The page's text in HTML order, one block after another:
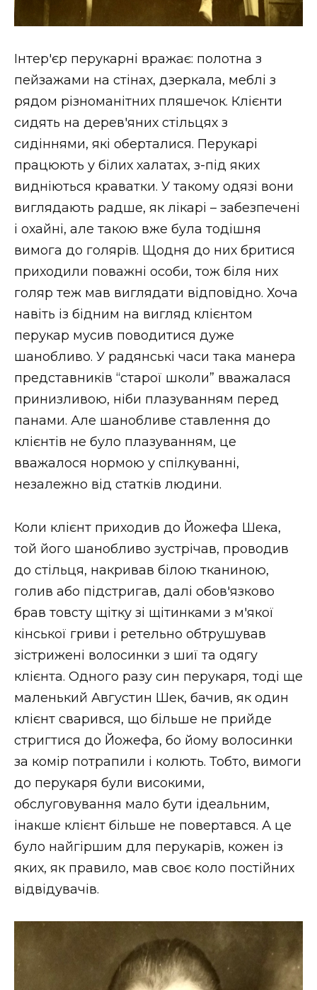
Інтер'єр перукарні вражає: полотна з
пейзажами на стінах, дзеркала, меблі з
рядом різноманітних пляшечок. Клієнти
сидять на дерев'яних стільцях з
сидіннями, які оберталися. Перукарі
працюють у білих халатах, з-під яких
видніються краватки. У такому одязі вони
виглядають радше, як лікарі – забезпечені
і охайні, але такою вже була тодішня
вимога до голярів. Щодня до них бритися
приходили поважні особи, тож біля них
голяр теж мав виглядати відповідно. Хоча
навіть із бідним на вигляд клієнтом
перукар мусив поводитися дуже
шанобливо. У радянські часи така манера
представників “старої школи” вважалася
принизливою, ніби плазуванням перед
панами. Але шанобливе ставлення до
клієнтів не було плазуванням, це
вважалося нормою у спілкуванні,
незалежно від статків людини.
Коли клієнт приходив до Йожефа Шека,
той його шанобливо зустрічав, проводив
до стільця, накривав білою тканиною,
голив або підстригав, далі обов'язково
брав товсту щітку зі щітинками з м'якої
кінської гриви і ретельно обтрушував
зістрижені волосинки з шиї та одягу
клієнта. Одного разу син перукаря, тоді ще
маленький Августин Шек, бачив, як один
клієнт сварився, що більше не прийде
стригтися до Йожефа, бо йому волосинки
за комір потрапили і колють. Тобто, вимоги
до перукаря були високими,
обслуговування мало бути ідеальним,
інакше клієнт більше не повертався. А це
було найгіршим для перукарів, кожен із
яких, як правило, мав своє коло постійних
відвідувачів.